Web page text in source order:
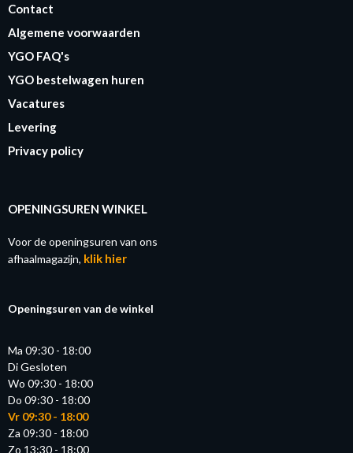
Contact
Algemene voorwaarden
YGO FAQ's
YGO bestelwagen huren
Vacatures
Levering
Privacy policy
OPENINGSUREN WINKEL
Voor de openingsuren van ons
afhaalmagazijn, klik hier
Openingsuren van de winkel
Ma 09:30 - 18:00
Di Gesloten
Wo 09:30 - 18:00
Do 09:30 - 18:00
Vr 09:30 - 18:00
Za 09:30 - 18:00
Zo 13:30 - 18:00